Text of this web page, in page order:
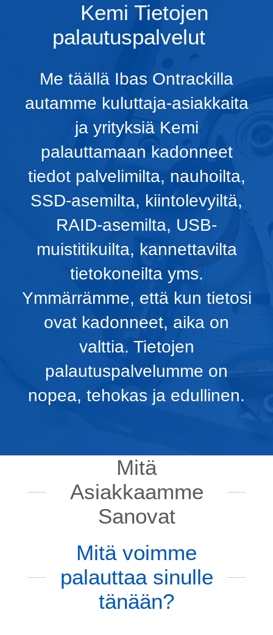
Kemi Tietojen
palautuspalvelut
Me täällä Ibas Ontrackilla
autamme kuluttaja-asiakkaita
ja yrityksiä Kemi
palauttamaan kadonneet
tiedot palvelimilta, nauhoilta,
SSD-asemilta, kiintolevyiltä,
RAID-asemilta, USB-
muistitikuilta, kannettavilta
tietokoneilta yms.
Ymmärrämme, että kun tietosi
ovat kadonneet, aika on
valttia. Tietojen
palautuspalvelumme on
nopea, tehokas ja edullinen.
Mitä
Asiakkaamme
Sanovat
Mitä voimme
palauttaa sinulle
tänään?